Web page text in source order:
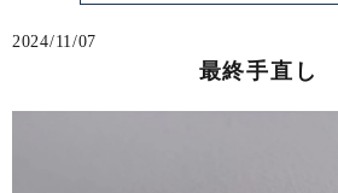
2024/11/07
最終手直し